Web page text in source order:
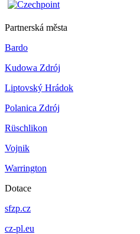
Partnerská města
Bardo
Kudowa Zdrój
Liptovský Hrádok
Polanica Zdrój
Rüschlikon
Vojnik
Warrington
Dotace
sfzp.cz
cz-pl.eu